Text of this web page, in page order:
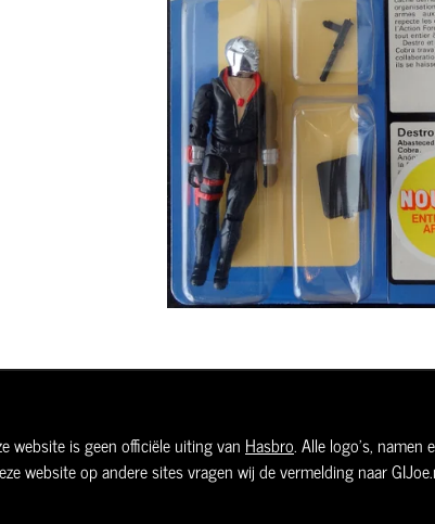
website is geen officiële uiting van Hasbro. Alle logo's, namen
website op andere sites vragen wij de vermelding naar